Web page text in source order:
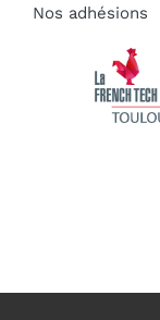
Nos adhésions